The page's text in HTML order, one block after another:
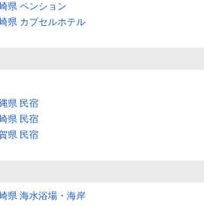
県 ペンション
県 カプセルホテル
県 民宿
県 民宿
県 民宿
県 海水浴場・海岸